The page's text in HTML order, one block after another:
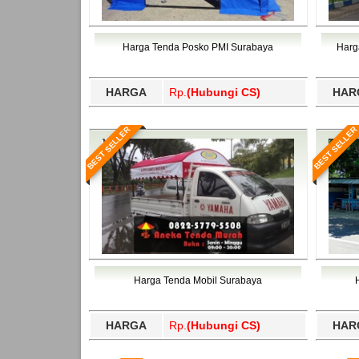
Timor Tengah Selatan, Timor Tengah Utara,
Bawang Barat, Tulangbawang,
Tengah, Tapanuli Utara, Tapin, Tarakan,
Timor Tengah Selatan, Timor Tengah Utara,
Bawang Barat, Tulangbawang,
Harga Tenda Posko PMI Surabaya
HARGA Rp. (Hubungi CS)
BEST SELLER
Harga Tenda Mobil Surabaya
HARGA Rp. (Hubungi CS)
BEST SELLER